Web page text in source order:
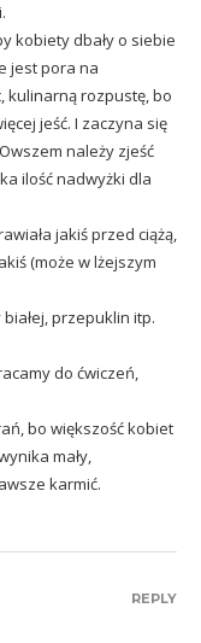
kobiety dbały o siebie
jest pora na
kulinarną rozpustę, bo
jeść. I zaczyna się
należy zjeść
ilość nadwyżki dla
jakiś przed ciążą,
(może w lżejszym
przepuklin itp.
do ćwiczeń,
bo większość kobiet
mały,
karmić.
REPLY